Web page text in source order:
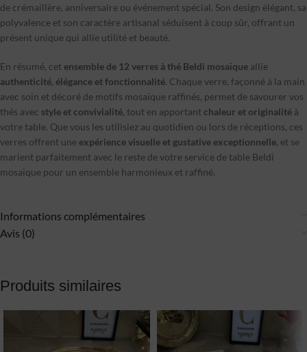
de crémaillère, anniversaire ou événement spécial. Son design élégant, sa
polyvalence et son caractère artisanal séduisent à coup sûr, offrant un
présent unique qui allie utilité et beauté.
En résumé, cet ensemble de 12 verres à thé Beldi mosaïque allie
authenticité, élégance et fonctionnalité. Chaque verre, façonné à la main
avec soin et décoré de motifs mosaïque raffinés, permet de savourer vos
thés avec style et convivialité, tout en apportant chaleur et originalité à
votre table. Que vous les utilisiez au quotidien ou lors de réceptions, ces
verres offrent une expérience visuelle et gustative exceptionnelle, et se
marient parfaitement avec le reste de votre service de table Beldi
mosaïque pour un ensemble harmonieux et raffiné.
Informations complémentaires
Avis (0)
Produits similaires